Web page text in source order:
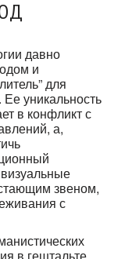
давно
и
для
уникальность
в конфликт с
а,
звеном,
с